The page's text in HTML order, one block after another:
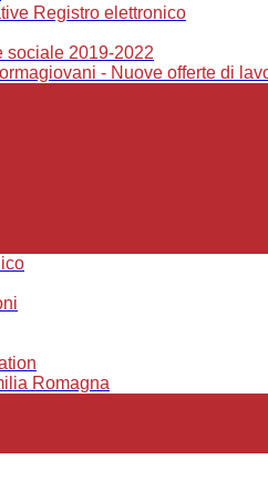
Registro elettronico
sociale 2019-2022
- Nuove offerte di
Romagna